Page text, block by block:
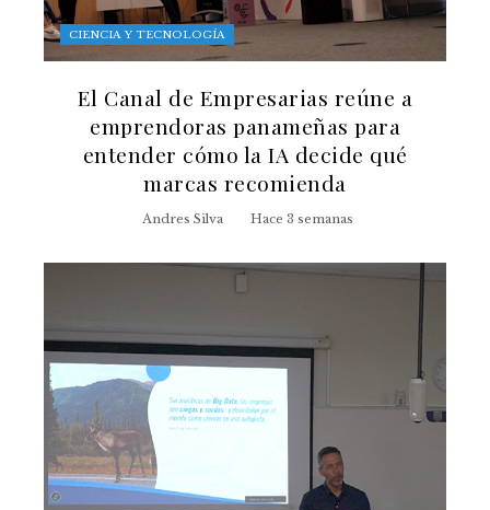
CIENCIA Y TECNOLOGÍA
El Canal de Empresarias reúne a
emprendoras panameñas para
entender cómo la IA decide qué
marcas recomienda
Andres Silva Hace 3 semanas